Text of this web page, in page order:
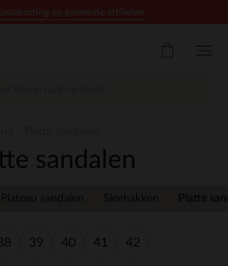
sandalen
Plateau sandalen Sleehakken Platte
39 40 41 42